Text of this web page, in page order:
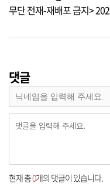
무단 전재-재배포 금지>
댓글
현재 총0개의 댓글이 있습니다.